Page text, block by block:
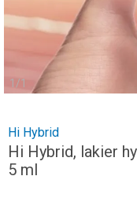
1 /1
Hi Hybrid
Hi Hybrid, lakier
5 ml